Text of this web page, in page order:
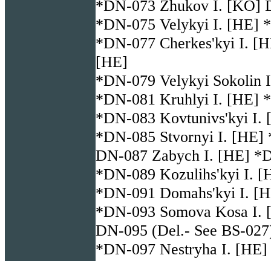
*DN-073 Zhukov I. [KO]
*DN-075 Velykyi I. [HE]
*DN-077 Cherkes'kyi I.
[HE]
*DN-079 Velykyi
*DN-081 Kruhlyi I. [HE]
*DN-083 Kovtunivs'kyi I.
*DN-085 Stvornyi I.
DN-087 Zabych I. [HE]
*DN-089 Kozulihs'kyi I.
*DN-091 Domahs'kyi I.
*DN-093 Somova Kosa I.
DN-095 (Del.- See BS-
*DN-097 Nestryha I.